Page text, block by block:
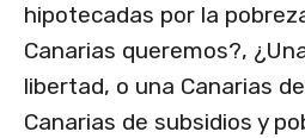
hipotecadas por la
Canarias queremos?,
libertad, o una Canarias
Canarias de subsidios y